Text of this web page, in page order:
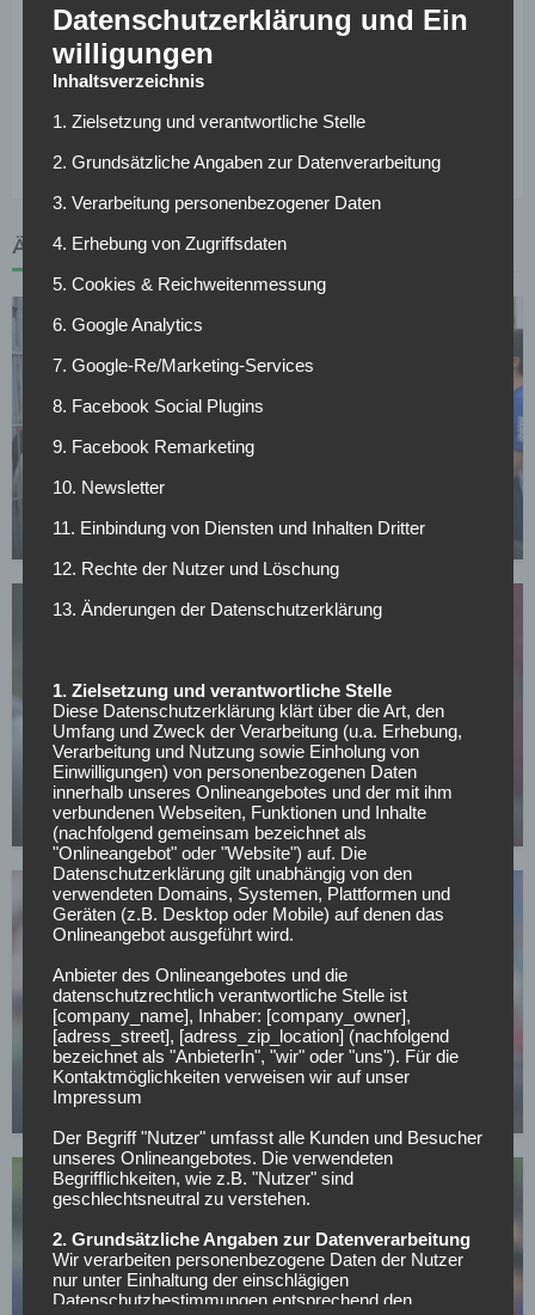
Vertragsverlängerung. Verständlich also, dass sich die
Verantwortlichen bereits nach möglichen Nachfolgern
umsehen.
ÄHNLICHE ARTIKEL
Schalke verleiht Torwart nach Norwegen
14.07.2026
SONSTIGES
All or Nothing: Hearts & Schwolow greifen nach
der Krone
15.05.2026
FC SCHALKE 04
Offiziell: Schalke verlängert langfristig mit
Vereinslegende
07.05.2026
FC SCHALKE 04
Datenschutzerklärung und Ein
willigungen
Inhaltsverzeichnis
1. Zielsetzung und verantwortliche Stelle
2. Grundsätzliche Angaben zur Datenverarbeitung
3. Verarbeitung personenbezogener Daten
4. Erhebung von Zugriffsdaten
5. Cookies & Reichweitenmessung
6. Google Analytics
7. Google-Re/Marketing-Services
8. Facebook Social Plugins
9. Facebook Remarketing
10. Newsletter
11. Einbindung von Diensten und Inhalten Dritter
12. Rechte der Nutzer und Löschung
13. Änderungen der Datenschutzerklärung
1. Zielsetzung und verantwortliche Stelle
Diese Datenschutzerklärung klärt über die Art, den
Umfang und Zweck der Verarbeitung (u.a. Erhebung,
Verarbeitung und Nutzung sowie Einholung von
Einwilligungen) von personenbezogenen Daten
innerhalb unseres Onlineangebotes und der mit ihm
verbundenen Webseiten, Funktionen und Inhalte
(nachfolgend gemeinsam bezeichnet als
"Onlineangebot" oder "Website") auf. Die
Datenschutzerklärung gilt unabhängig von den
verwendeten Domains, Systemen, Plattformen und
Geräten (z.B. Desktop oder Mobile) auf denen das
Onlineangebot ausgeführt wird.
Anbieter des Onlineangebotes und die
datenschutzrechtlich verantwortliche Stelle ist
[company_name], Inhaber: [company_owner],
[adress_street], [adress_zip_location] (nachfolgend
bezeichnet als "AnbieterIn", "wir" oder "uns"). Für die
Kontaktmöglichkeiten verweisen wir auf unser
Impressum
Der Begriff "Nutzer" umfasst alle Kunden und Besucher
unseres Onlineangebotes. Die verwendeten
Begrifflichkeiten, wie z.B. "Nutzer" sind
geschlechtsneutral zu verstehen.
2. Grundsätzliche Angaben zur Datenverarbeitung
Wir verarbeiten personenbezogene Daten der Nutzer
nur unter Einhaltung der einschlägigen
Datenschutzbestimmungen entsprechend den